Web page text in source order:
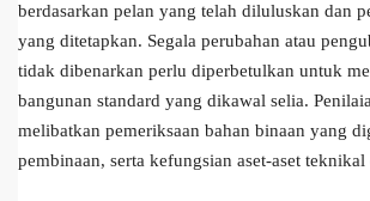
berdasarkan pelan yang telah diluluskan dan
yang ditetapkan. Segala perubahan atau
tidak dibenarkan perlu diperbetulkan untuk
bangunan standard yang dikawal selia.
melibatkan pemeriksaan bahan binaan yang
pembinaan, serta kefungsian aset-aset